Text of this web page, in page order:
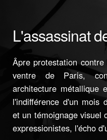
L'assassinat
Âpre protestation
ventre de Paris,
architecture métallique
l'indifférence d'un mois
et un témoignage visuel
expressionistes, l'écho